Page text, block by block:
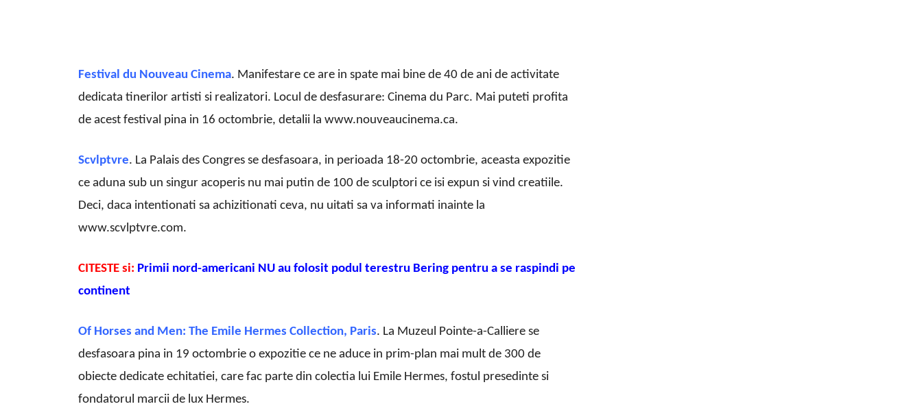
Festival du Nouveau Cinema. Manifestare ce are in spate mai bine de 40 de ani de activitate
dedicata tinerilor artisti si realizatori. Locul de desfasurare: Cinema du Parc. Mai puteti profita
de acest festival pina in 16 octombrie, detalii la www.nouveaucinema.ca.
Scvlptvre. La Palais des Congres se desfasoara, in perioada 18-20 octombrie, aceasta expozitie
ce aduna sub un singur acoperis nu mai putin de 100 de sculptori ce isi expun si vind creatiile.
Deci, daca intentionati sa achizitionati ceva, nu uitati sa va informati inainte la
www.scvlptvre.com.
CITESTE si: Primii nord-americani NU au folosit podul terestru Bering pentru a se raspindi pe
continent
Of Horses and Men: The Emile Hermes Collection, Paris. La Muzeul Pointe-a-Calliere se
desfasoara pina in 19 octombrie o expozitie ce ne aduce in prim-plan mai mult de 300 de
obiecte dedicate echitatiei, care fac parte din colectia lui Emile Hermes, fostul presedinte si
fondatorul marcii de lux Hermes.